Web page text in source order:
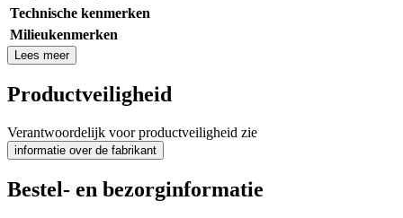
Technische kenmerken
Milieukenmerken
Lees meer
Productveiligheid
Verantwoordelijk voor productveiligheid zie
informatie over de fabrikant
Bestel- en bezorginformatie